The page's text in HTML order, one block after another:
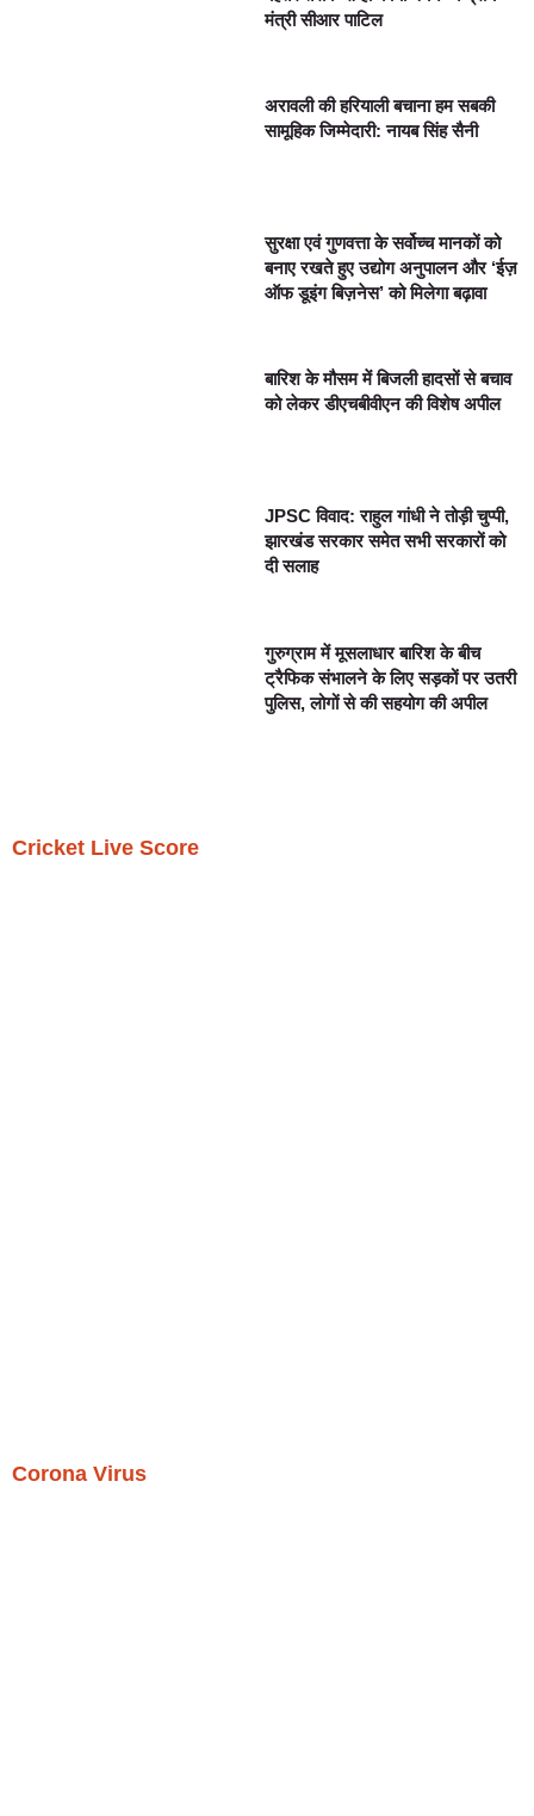
मंत्री सीआर पाटिल
अरावली की हरियाली बचाना हम सबकी
सामूहिक जिम्मेदारी: नायब सिंह सैनी
सुरक्षा एवं गुणवत्ता के सर्वोच्च मानकों को
बनाए रखते हुए उद्योग अनुपालन और ‘ईज़
ऑफ डूइंग बिज़नेस’ को मिलेगा बढ़ावा
बारिश के मौसम में बिजली हादसों से बचाव
को लेकर डीएचबीवीएन की विशेष अपील
JPSC विवाद: राहुल गांधी ने तोड़ी चुप्पी,
झारखंड सरकार समेत सभी सरकारों को
दी सलाह
गुरुग्राम में मूसलाधार बारिश के बीच
ट्रैफिक संभालने के लिए सड़कों पर उतरी
पुलिस, लोगों से की सहयोग की अपील
Cricket Live Score
Corona Virus